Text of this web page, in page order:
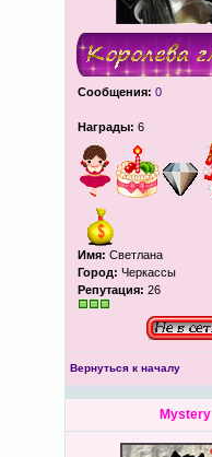
Сообщения: 0
Награды: 6
Имя: Светлана
Город: Черкассы
Репутация: 26
Вернуться к началу
Mystery